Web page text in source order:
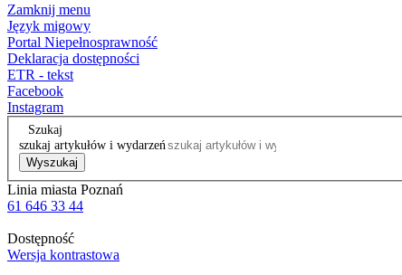
Zamknij menu
Język migowy
Portal Niepełnosprawność
Deklaracja dostępności
ETR - tekst
Facebook
Instagram
Szukaj
szukaj artykułów i wydarzeń
Wyszukaj
Linia miasta Poznań
61 646 33 44
Dostępność
Wersja kontrastowa